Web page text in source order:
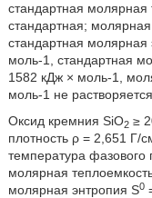
стандартная молярная
стандартная;
стандартная
моль-1, стандартная
1582 кДж × моль-1,
моль-1 не
Оксид кремния SiO2≥
плотность ρ = 2,651 Г/
температура
молярная
молярная энтропия S0